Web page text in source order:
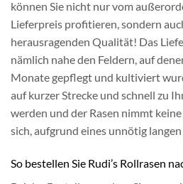
können Sie nicht nur vom
Lieferpreis profitieren, sondern
herausragenden Qualität! Das
nämlich nahe den Feldern, auf
Monate gepflegt und kultiviert
auf kurzer Strecke und schnell zu
werden und der Rasen nimmt
sich, aufgrund eines unnötig
So bestellen Sie Rudi’s Rollrasen